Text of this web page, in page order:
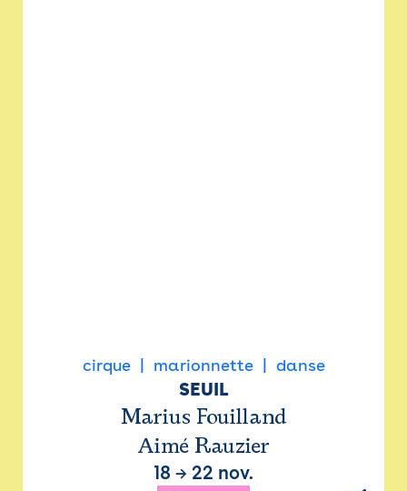
cirque marionnette danse
SEUIL
Marius Fouilland
Aimé Rauzier
18 → 22 nov.